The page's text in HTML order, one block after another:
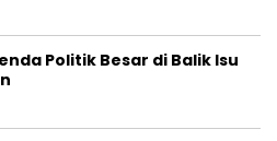
Politik Besar di Balik Isu